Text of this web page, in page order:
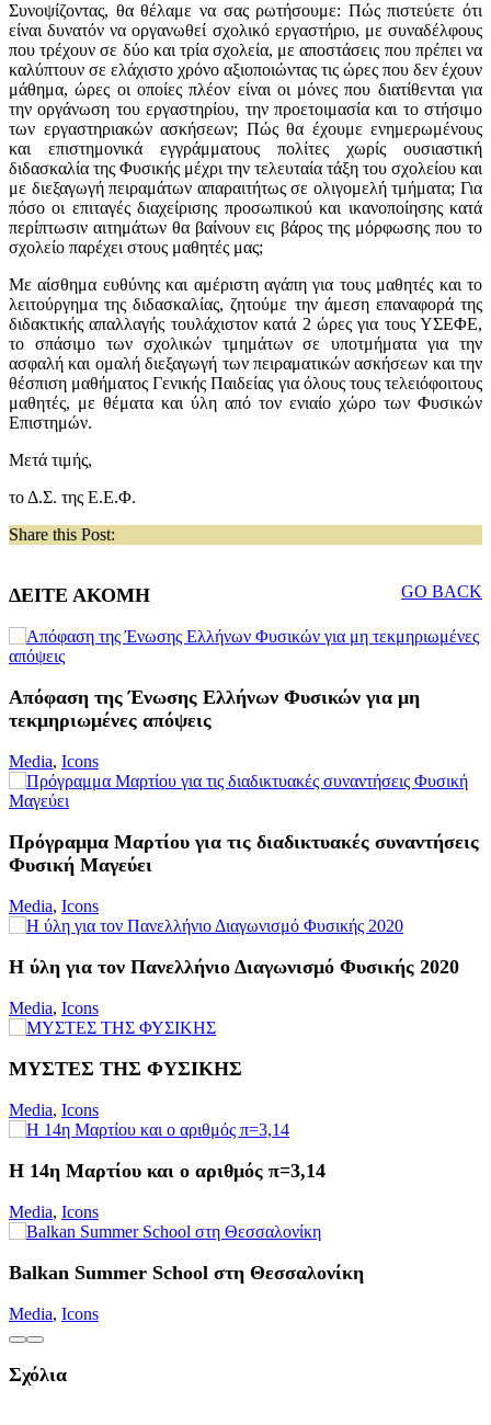
Συνοψίζοντας, θα θέλαμε να σας ρωτήσουμε: Πώς πιστεύετε ότι
είναι δυνατόν να οργανωθεί σχολικό εργαστήριο, με συναδέλφους
που τρέχουν σε δύο και τρία σχολεία, με αποστάσεις που πρέπει να
καλύπτουν σε ελάχιστο χρόνο αξιοποιώντας τις ώρες που δεν έχουν
μάθημα, ώρες οι οποίες πλέον είναι οι μόνες που διατίθενται για
την οργάνωση του εργαστηρίου, την προετοιμασία και το στήσιμο
των εργαστηριακών ασκήσεων; Πώς θα έχουμε ενημερωμένους
και επιστημονικά εγγράμματους πολίτες χωρίς ουσιαστική
διδασκαλία της Φυσικής μέχρι την τελευταία τάξη του σχολείου και
με διεξαγωγή πειραμάτων απαραιτήτως σε ολιγομελή τμήματα; Για
πόσο οι επιταγές διαχείρισης προσωπικού και ικανοποίησης κατά
περίπτωσιν αιτημάτων θα βαίνουν εις βάρος της μόρφωσης που το
σχολείο παρέχει στους μαθητές μας;
Με αίσθημα ευθύνης και αμέριστη αγάπη για τους μαθητές και το
λειτούργημα της διδασκαλίας, ζητούμε την άμεση επαναφορά της
διδακτικής απαλλαγής τουλάχιστον κατά 2 ώρες για τους ΥΣΕΦΕ,
το σπάσιμο των σχολικών τμημάτων σε υποτμήματα για την
ασφαλή και ομαλή διεξαγωγή των πειραματικών ασκήσεων και την
θέσπιση μαθήματος Γενικής Παιδείας για όλους τους τελειόφοιτους
μαθητές, με θέματα και ύλη από τον ενιαίο χώρο των Φυσικών
Επιστημών.
Μετά τιμής,
το Δ.Σ. της Ε.Ε.Φ.
Share this Post:
GO BACK
ΔΕΙΤΕ ΑΚΟΜΗ
Απόφαση της Ένωσης Ελλήνων Φυσικών για μη
τεκμηριωμένες απόψεις
Media, Icons
Πρόγραμμα Μαρτίου για τις διαδικτυακές συναντήσεις
Φυσική Μαγεύει
Media, Icons
Η ύλη για τον Πανελλήνιο Διαγωνισμό Φυσικής 2020
Media, Icons
ΜΥΣΤΕΣ ΤΗΣ ΦΥΣΙΚΗΣ
Media, Icons
Η 14η Μαρτίου και ο αριθμός π=3,14
Media, Icons
Balkan Summer School στη Θεσσαλονίκη
Media, Icons
Σχόλια